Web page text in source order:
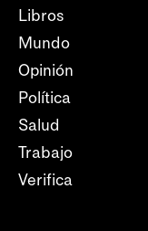
Libros
Mundo
Opinión
Política
Salud
Trabajo
Verifica